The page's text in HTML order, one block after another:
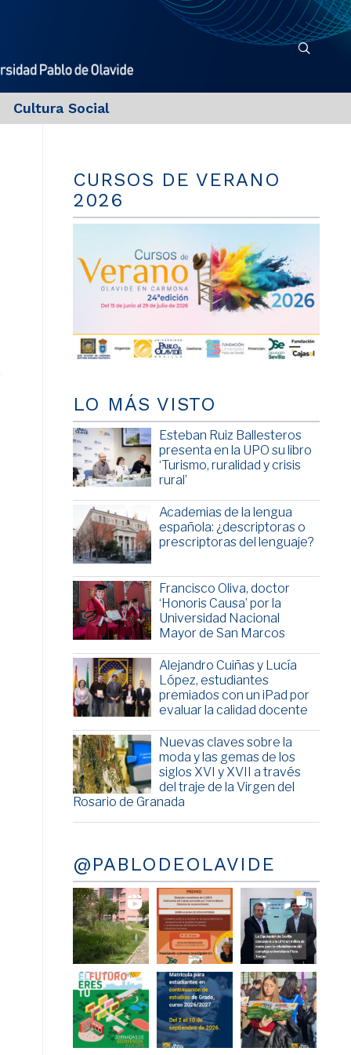
Cultura Social
CURSOS DE VERANO
2026
LO MÁS VISTO
Esteban Ruiz Ballesteros
presenta en la UPO su libro
‘Turismo, ruralidad y crisis
rural’
Academias de la lengua
española: ¿descriptoras o
prescriptoras del lenguaje?
Francisco Oliva, doctor
‘Honoris Causa’ por la
Universidad Nacional
Mayor de San Marcos
Alejandro Cuiñas y Lucía
López, estudiantes
premiados con un iPad por
evaluar la calidad docente
Nuevas claves sobre la
moda y las gemas de los
siglos XVI y XVII a través
del traje de la Virgen del
Rosario de Granada
@PABLODEOLAVIDE